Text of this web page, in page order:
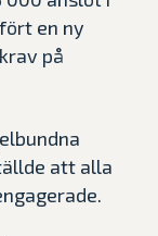
en ny
på
att alla